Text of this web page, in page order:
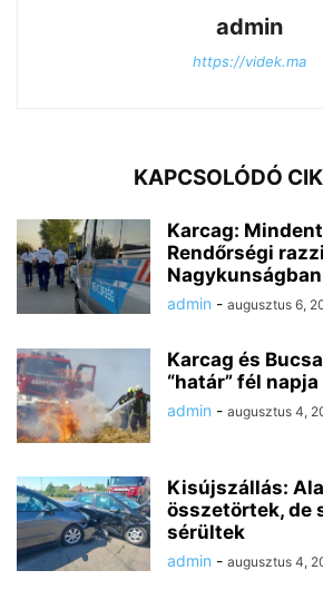
admin
https://videk.ma
KAPCSOLÓDÓ
Karcag:
Rendőrségi
Nagykunságban
admin - augusztus 6,
Karcag és
“határ” fél napja
admin - augusztus 4,
Kisújszállás:
összetörtek, de
sérültek
admin - augusztus 4,